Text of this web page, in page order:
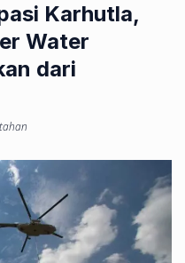
Karhutla,
Water
dari